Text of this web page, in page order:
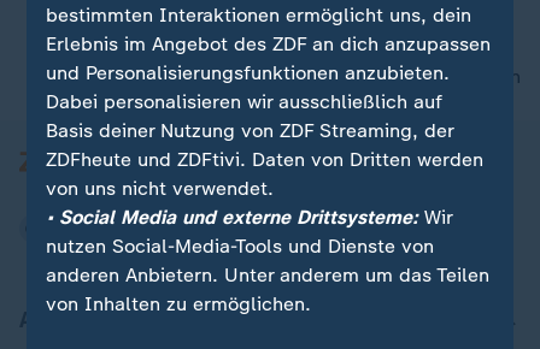
nach oben
bestimmten Interaktionen ermöglicht uns, dein
Erlebnis im Angebot des ZDF an dich anzupassen
und Personalisierungsfunktionen anzubieten.
Dabei personalisieren wir ausschließlich auf
Basis deiner Nutzung von ZDF Streaming, der
ZDFheute und ZDFtivi. Daten von Dritten werden
von uns nicht verwendet.
• Social Media und externe Drittsysteme:Wir
nutzen Social-Media-Tools und Dienste von
anderen Anbietern. Unter anderem um das Teilen
von Inhalten zu ermöglichen.